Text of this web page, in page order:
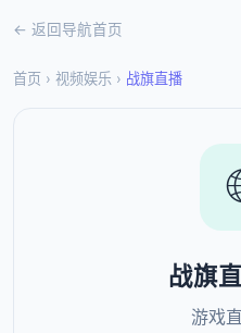
← 返回导航首页
首页 › 视频娱乐 › 战旗直播
战旗
游戏